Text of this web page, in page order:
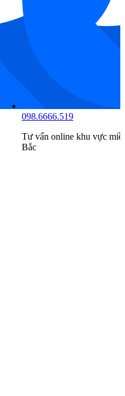
091.3333.518
Tư vấn online khu vựcmiền